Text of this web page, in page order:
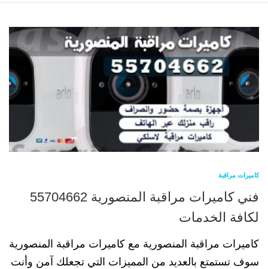
كاميرات مراقبة القرين
كاميرات مراقبة
فني كاميرات مراقبة المنصورية 55704662
لكافة الخدمات
كاميرات مراقبة المنصورية مع كاميرات مراقبة المنصورية
سوف تستمتع بالعديد من المميزات التي تجعلك آمن وأنت